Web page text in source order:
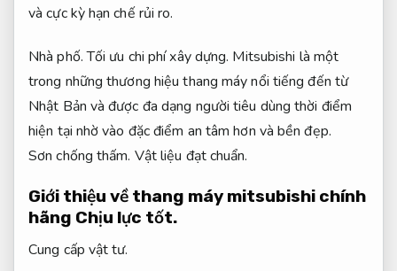
và cực kỳ hạn chế rủi ro.
Nhà phố. Tối ưu chi phí xây dựng. Mitsubishi là một
trong những thương hiệu thang máy nổi tiếng đến từ
Nhật Bản và được đa dạng người tiêu dùng thời điểm
hiện tại nhờ vào đặc điểm an tâm hơn và bền đẹp.
Sơn chống thấm. Vật liệu đạt chuẩn.
Giới thiệu về thang máy mitsubishi chính
hãng Chịu lực tốt.
Cung cấp vật tư.